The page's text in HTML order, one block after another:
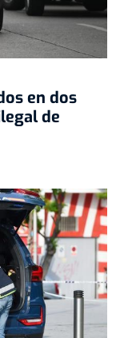
en dos
de